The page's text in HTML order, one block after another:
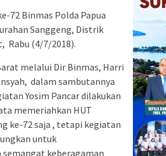
72 Binmas Polda Papua
Sanggeng, Distrik
Rabu (4/7/2018).
melalui Dir Binmas, Harri
dalam sambutannya
Yosim Pancar dilakukan
memeriahkan HUT
ke-72 saja , tetapi kegiatan
untuk
keberagaman